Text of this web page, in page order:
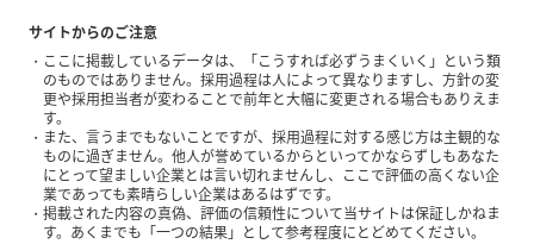
サイトからのご注意
ここに掲載しているデータは、「こうすれば必ずうまくいく」という類
のものではありません。採用過程は人によって異なりますし、方針の変
更や採用担当者が変わることで前年と大幅に変更される場合もありえま
す。
また、言うまでもないことですが、採用過程に対する感じ方は主観的な
ものに過ぎません。他人が誉めているからといってかならずしもあなた
にとって望ましい企業とは言い切れませんし、ここで評価の高くない企
業であっても素晴らしい企業はあるはずです。
掲載された内容の真偽、評価の信頼性について当サイトは保証しかねま
す。あくまでも「一つの結果」として参考程度にとどめてください。